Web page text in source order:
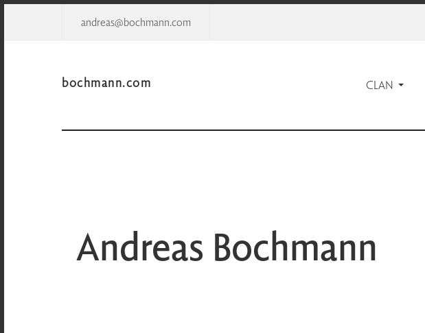
andreas@bochmann.com
bochmann.com CLAN
Andreas Bochmann